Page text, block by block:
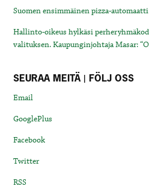
Suomen ensimmäinen pizza-
Hallinto-oikeus hylkäsi
valituksen. Kaupunginjohtaja Masar:
SEURAA MEITÄ | FÖLJ OSS
Email
GooglePlus
Facebook
Twitter
RSS